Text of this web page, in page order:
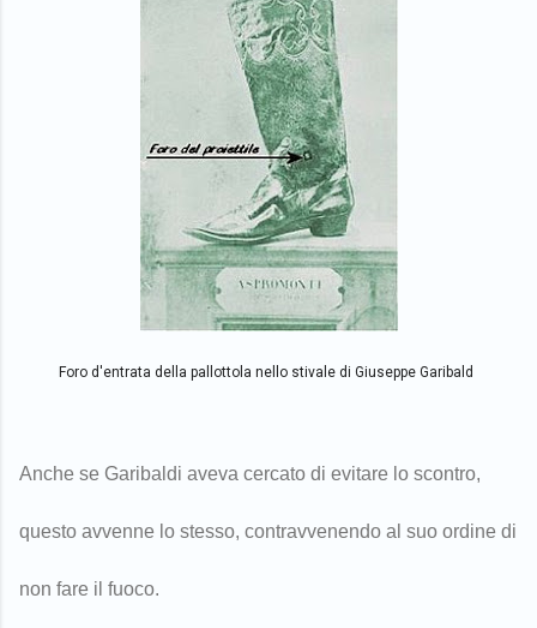
Foro d'entrata della pallottola nello stivale di Giuseppe Garibald
Anche se Garibaldi aveva cercato di evitare lo scontro,
questo avvenne lo stesso, contravvenendo al suo ordine di
non fare il fuoco.